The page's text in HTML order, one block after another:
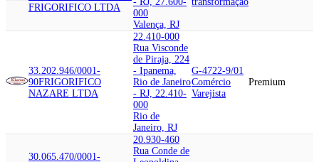
FRIGORIFICO LTDA
000
Valença, RJ
33.202.946/0001-
90FRIGORIFICO
NAZARE LTDA
22.410-000
Rua Visconde
de Piraja, 224
- Ipanema,
Rio de Janeiro
- RJ, 22.410-
000
Rio de
Janeiro, RJ
G-4722-9/01
Comércio
Varejista
Premium
30.065.470/0001-
20.930-460
Rua Conde de